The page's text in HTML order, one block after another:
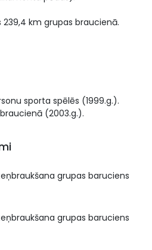
239,4 km grupas braucienā.
sporta spēlēs (1999.g.).
(2003.g.).
grupas baruciens
grupas baruciens